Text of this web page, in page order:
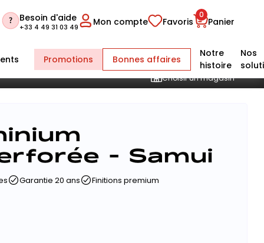
Choisir un magasin
Besoin d'aide
+33 4 49 31 03 49 Mon compte Favoris
0
Panier
Promotions Bonnes affaires
Notre
histoire
Nos
- Samui
Garantie 20 ans Finitions premium